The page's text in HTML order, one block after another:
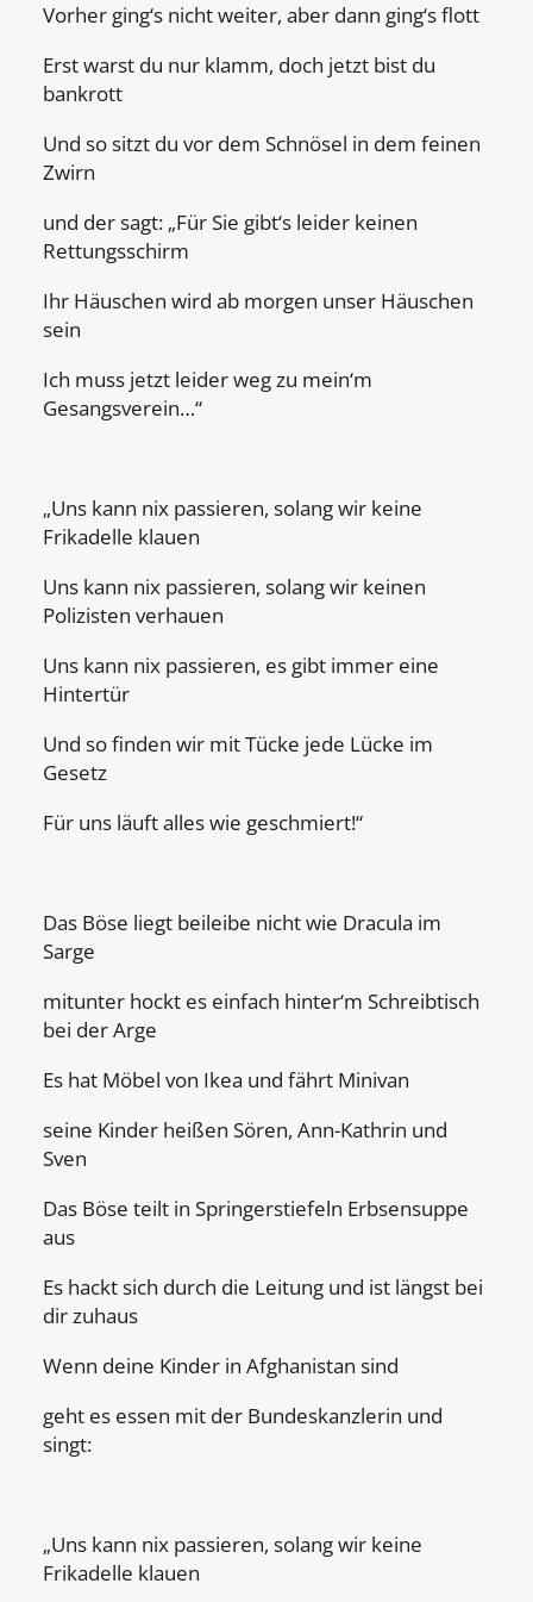
Vorher ging‘s nicht weiter, aber dann ging‘s flott
Erst warst du nur klamm, doch jetzt bist du
bankrott
Und so sitzt du vor dem Schnösel in dem feinen
Zwirn
und der sagt: „Für Sie gibt‘s leider keinen
Rettungsschirm
Ihr Häuschen wird ab morgen unser Häuschen
sein
Ich muss jetzt leider weg zu mein‘m
Gesangsverein…“
„Uns kann nix passieren, solang wir keine
Frikadelle klauen
Uns kann nix passieren, solang wir keinen
Polizisten verhauen
Uns kann nix passieren, es gibt immer eine
Hintertür
Und so finden wir mit Tücke jede Lücke im
Gesetz
Für uns läuft alles wie geschmiert!“
Das Böse liegt beileibe nicht wie Dracula im
Sarge
mitunter hockt es einfach hinter‘m Schreibtisch
bei der Arge
Es hat Möbel von Ikea und fährt Minivan
seine Kinder heißen Sören, Ann-Kathrin und
Sven
Das Böse teilt in Springerstiefeln Erbsensuppe
aus
Es hackt sich durch die Leitung und ist längst bei
dir zuhaus
Wenn deine Kinder in Afghanistan sind
geht es essen mit der Bundeskanzlerin und
singt:
„Uns kann nix passieren, solang wir keine
Frikadelle klauen